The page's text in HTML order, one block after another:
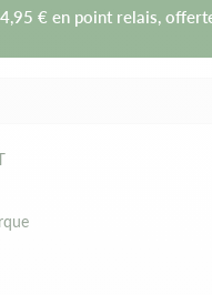
€ en point relais,